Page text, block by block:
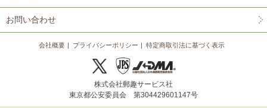
お問い合わせ
会社概要 プライバシーポリシー 特定商取引法に基づく表示
株式会社郵趣サービス社
東京都公安委員会 第304429601147号